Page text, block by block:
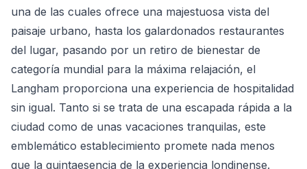
una de las cuales ofrece una majestuosa vista del
paisaje urbano, hasta los galardonados restaurantes
del lugar, pasando por un retiro de bienestar de
categoría mundial para la máxima relajación, el
Langham proporciona una experiencia de hospitalidad
sin igual. Tanto si se trata de una escapada rápida a la
ciudad como de unas vacaciones tranquilas, este
emblemático establecimiento promete nada menos
que la quintaesencia de la experiencia londinense.